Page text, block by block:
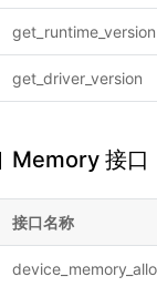
get_runtime_version
get_driver_version
Memory 接口
接口名称